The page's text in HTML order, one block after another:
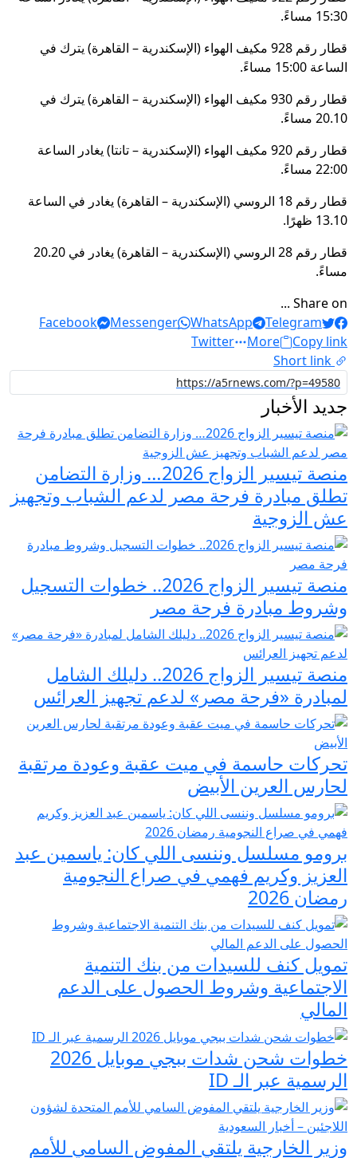
15:30 مساءً.
قطار رقم 928 مكيف الهواء (الإسكندرية – القاهرة) يترك في
الساعة 15:00 مساءً.
قطار رقم 930 مكيف الهواء (الإسكندرية – القاهرة) يترك في
20.10 مساءً.
قطار رقم 920 مكيف الهواء (الإسكندرية – تانتا) يغادر الساعة
22:00 مساءً.
قطار رقم 18 الروسي (الإسكندرية – القاهرة) يغادر في الساعة
13.10 ظهرًا.
قطار رقم 28 الروسي (الإسكندرية – القاهرة) يغادر في 20.20
مساءً.
Share on ...
Facebook
Messenger WhatsApp
Telegram
Twitter
More
Copy link
Short link
جديد الأخبار
منصة تيسير الزواج 2026… وزارة التضامن
تطلق مبادرة فرحة مصر لدعم الشباب وتجهيز
عش الزوجية
منصة تيسير الزواج 2026.. خطوات التسجيل
وشروط مبادرة فرحة مصر
منصة تيسير الزواج 2026.. دليلك الشامل
لمبادرة «فرحة مصر» لدعم تجهيز العرائس
تحركات حاسمة في ميت عقبة وعودة مرتقبة
لحارس العرين الأبيض
برومو مسلسل وننسى اللي كان: ياسمين عبد
العزيز وكريم فهمي في صراع النجومية
رمضان 2026
تمويل كنف للسيدات من بنك التنمية
الاجتماعية وشروط الحصول على الدعم
المالي
خطوات شحن شدات ببجي موبايل 2026
الرسمية عبر الـ ID
وزير الخارجية يلتقي المفوض السامي للأمم